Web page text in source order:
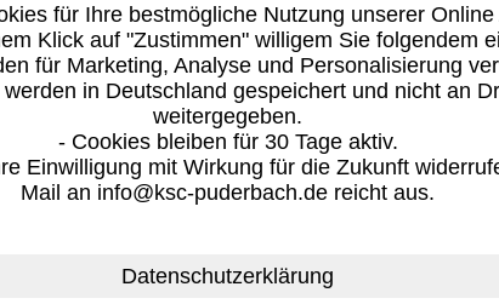
Datenschutzerklärung
für Ihre bestmögliche Nutzung unserer Online
Klick auf "Zustimmen" willigem Sie folgendem
für Marketing, Analyse und Personalisierung
in Deutschland gespeichert und nicht an
weitergegeben.
- Cookies bleiben für 30 Tage aktiv.
Einwilligung mit Wirkung für die Zukunft
Mail an info@ksc-puderbach.de reicht aus.
Datenschutzerklärung